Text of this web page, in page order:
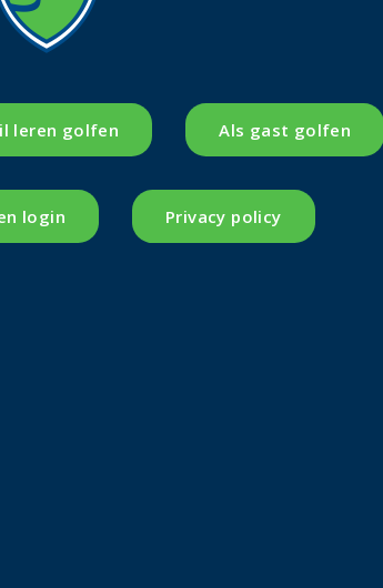
leren golfen Als gast golfen
login Privacy policy